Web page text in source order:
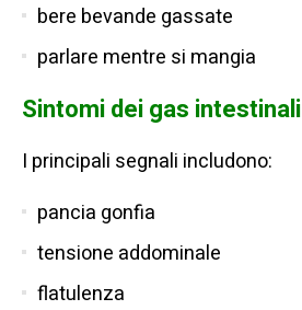
bere bevande gassate
parlare mentre si mangia
Sintomi dei gas intestinali
I principali segnali includono:
pancia gonfia
tensione addominale
flatulenza